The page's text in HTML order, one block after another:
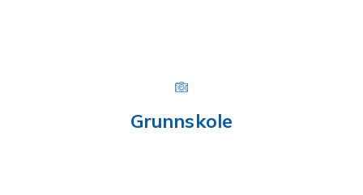
Grunnskole